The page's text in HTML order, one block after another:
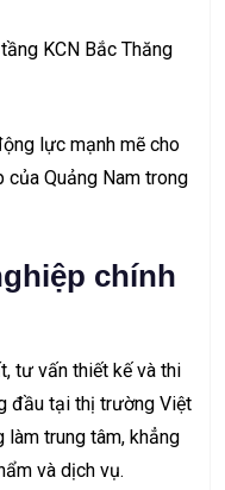
KCN Bắc Thăng
lực mạnh mẽ cho
Quảng Nam trong
chính
tư vấn thiết kế và thi
đầu tại thị trường Việt
làm trung tâm, khẳng
và dịch vụ.